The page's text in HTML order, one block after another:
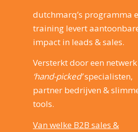
dutchmarq’s programma
training levert
impact in leads & sales.
Versterkt door een
‘hand-picked’specialisten,
partner bedrijven &
tools.
Van welke B2B sales &